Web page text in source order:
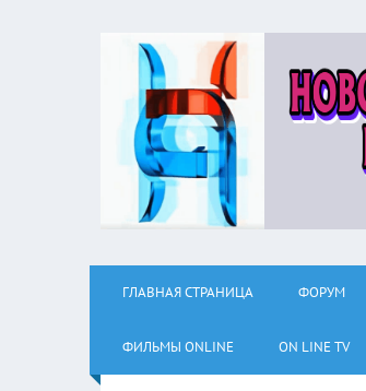
ГЛАВНАЯ СТРАНИЦА ФОРУМ
ФИЛЬМЫ ОNLINE ON LINE TV